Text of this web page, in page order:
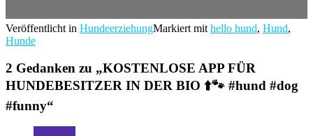
Veröffentlicht in HundeerziehungMarkiert mit hello hund, Hund,
Hunde
2 Gedanken zu „KOSTENLOSE APP FÜR
HUNDEBESITZER IN DER BIO ⬆️🐾 #hund #dog
#funny“